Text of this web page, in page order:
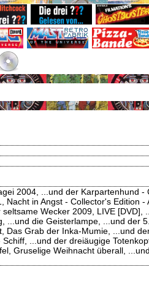
2004, ...und der Karpartenhund -
in Angst - Collector's Edition -
Wecker 2009, LIVE [DVD],
...und die Geisterlampe, ...und der
Grab der Inka-Mumie, ...und
...und der dreiäugige
Gruselige Weihnacht überall,